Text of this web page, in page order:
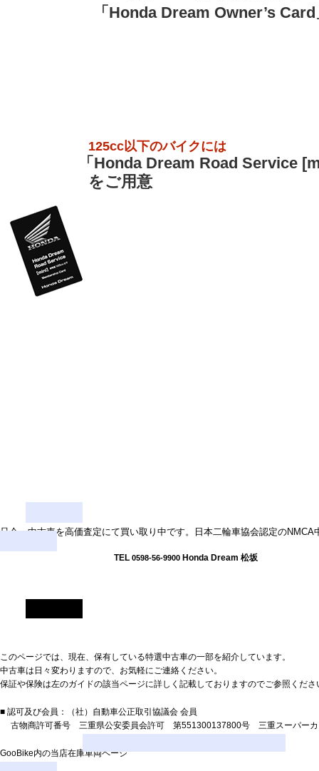
「Honda Dream Owner’s Card
125cc以下のバイクには
「Honda Dream Road Service
をご用意
只今、中古車を高価査定にて買い取り中です。日本二輪車協会認定の
TEL 0598-56-9900 Honda Dream 松坂
このページでは、現在、保有している特選中古車の一部を紹介しています。
中古車は日々変わりますので、お気軽にご連絡ください。
保証や保険は左のガイドの該当ページに詳しく記載しておりますのでご参照くださ
■ 認可及び会員：（社）自動車公正取引協議会 会員
古物商許可番号 三重県公安委員会許可 第551300137800号 三重スーパーカ
GooBike内の当店在庫車両ページ